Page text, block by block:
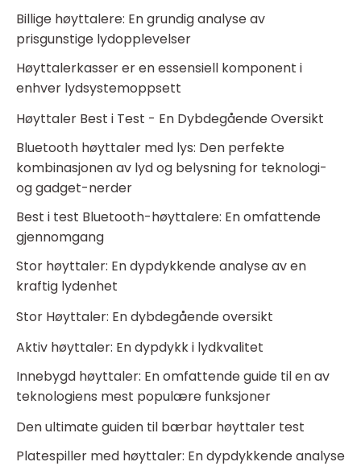
Billige høyttalere: En grundig analyse av
prisgunstige lydopplevelser
Høyttalerkasser er en essensiell komponent i
enhver lydsystemoppsett
Høyttaler Best i Test - En Dybdegående Oversikt
Bluetooth høyttaler med lys: Den perfekte
kombinasjonen av lyd og belysning for teknologi-
og gadget-nerder
Best i test Bluetooth-høyttalere: En omfattende
gjennomgang
Stor høyttaler: En dypdykkende analyse av en
kraftig lydenhet
Stor Høyttaler: En dybdegående oversikt
Aktiv høyttaler: En dypdykk i lydkvalitet
Innebygd høyttaler: En omfattende guide til en av
teknologiens mest populære funksjoner
Den ultimate guiden til bærbar høyttaler test
Platespiller med høyttaler: En dypdykkende analyse